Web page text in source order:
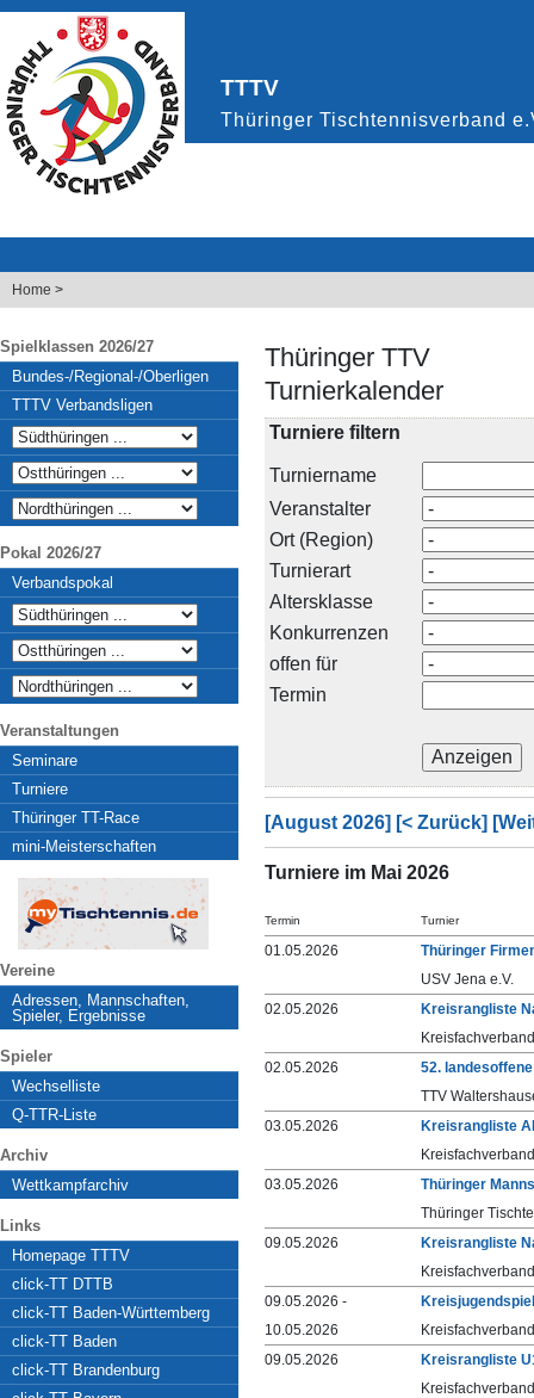
Home >
Spielklassen 2026/27
Bundes-/Regional-/Oberligen
TTTV Verbandsligen
Pokal 2026/27
Verbandspokal
Veranstaltungen
Seminare
Turniere
Thüringer TT-Race
mini-Meisterschaften
Vereine
Adressen, Mannschaften,
Spieler, Ergebnisse
Spieler
Wechselliste
Q-TTR-Liste
Archiv
Wettkampfarchiv
Links
Homepage TTTV
click-TT DTTB
click-TT Baden-Württemberg
click-TT Baden
click-TT Brandenburg
Thüringer TTV
Turnierkalender
Turniere filtern
Turniername
Veranstalter
Ort (Region)
Turnierart
Altersklasse
Konkurrenzen
offen für
Termin
[August 2026] [< Zurück]
Turniere im Mai 2026
Termin Turnier
01.05.2026
Thüringer
USV Jena e.V.
02.05.2026
Kreisrangliste
02.05.2026
52.
TTV
03.05.2026
Kreisrangliste
03.05.2026
Thüringer
Thüringer
09.05.2026
Kreisrangliste
09.05.2026 -
10.05.2026
09.05.2026
Kreisrangliste